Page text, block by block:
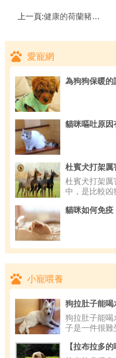
上一頁:健康的荷蘭豬有什麼特點,如何減少荷蘭豬的體味
愛寵網
為狗狗保暖的
貓咪嘔吐原因
杜賓犬打架厲
中，是比較
貓咪如何免疫
小寵喂養
狗拉肚子能喝
狗拉肚子能喝
子是一件很難